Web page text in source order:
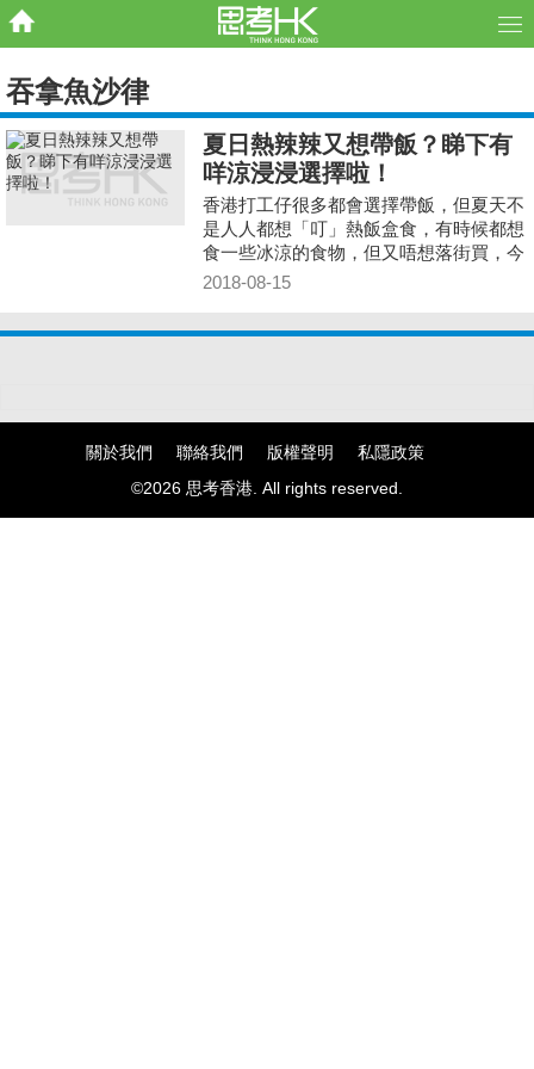
吞拿魚沙律
夏日熱辣辣又想帶飯？睇下有
咩涼浸浸選擇啦！
香港打工仔很多都會選擇帶飯，但夏天不
是人人都想「叮」熱飯盒食，有時候都想
食一些冰涼的食物，但又唔想落街買，今
日就教你自制幾個好睇又好食的「涼浸
2018-08-15
關於我們 聯絡我們 版權聲明
私隱政策
©2026 思考香港. All rights reserved.